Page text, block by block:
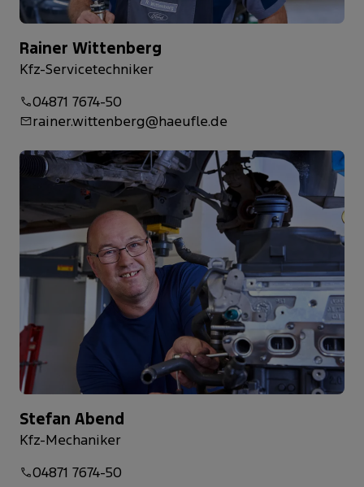
Rainer Wittenberg
Kfz-Servicetechniker
04871 7674-50
rainer.wittenberg@haeufle.de
Stefan Abend
Kfz-Mechaniker
04871 7674-50